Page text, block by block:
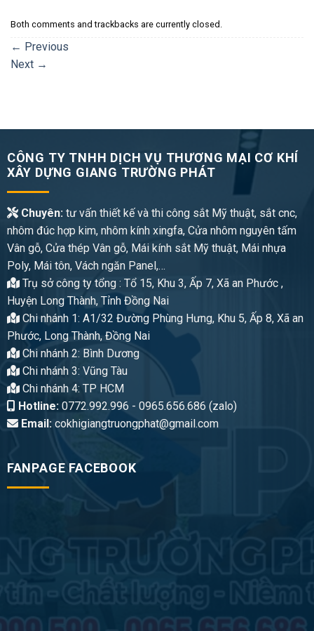
Both comments and trackbacks are currently closed.
← Previous
Next →
CÔNG TY TNHH DỊCH VỤ THƯƠNG MẠI CƠ KHÍ
XÂY DỰNG GIANG TRƯỜNG PHÁT
Chuyên:tư vấn thiết kế và thi công sắt Mỹ thuật, sắt cnc,
nhôm đúc hợp kim, nhôm kính xingfa, Cửa nhôm nguyên tấm
Vân gỗ, Cửa thép Vân gỗ, Mái kính sắt Mỹ thuật, Mái nhựa
Poly, Mái tôn, Vách ngăn Panel,…
Trụ sở công ty tổng : Tổ 15, Khu 3, Ấp 7, Xã an Phước ,
Huyện Long Thành, Tỉnh Đồng Nai
Chi nhánh 1: A1/32 Đường Phùng Hưng, Khu 5, Ấp 8, Xã an
Phước, Long Thành, Đồng Nai
Chi nhánh 2: Bình Dương
Chi nhánh 3: Vũng Tàu
Chi nhánh 4: TP HCM
Hotline:0772.992.996 - 0965.656.686 (zalo)
Email:cokhigiangtruongphat@gmail.com
FANPAGE FACEBOOK